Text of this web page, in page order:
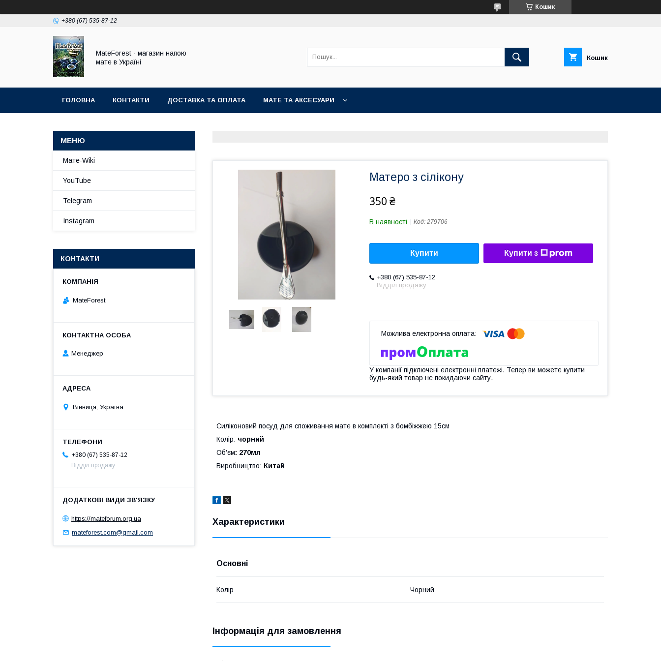
Кошик
+380 (67) 535-87-12
MateForest - магазин напою
мате в Україні
Кошик
ГОЛОВНА КОНТАКТИ ДОСТАВКА ТА ОПЛАТА МАТЕ ТА АКСЕСУАРИ
Матеро з сілікону
350 ₴
В наявності Код: 279706
Купити Купити з
+380 (67) 535-87-12
Відділ продажу
У компанії підключені електронні платежі. Тепер ви можете купити
будь-який товар не покидаючи сайту.
Силіконовий посуд для споживання мате в комплекті з бомбіжжею 15см
Колір: чорний
Об'єм: 270мл
Виробництво: Китай
Характеристики
Основні
Колір Чорний
Інформація для замовлення
Мате-Wiki
YouTube
Telegram
Instagram
КОНТАКТИ
MateForest
Менеджер
Вінниця, Україна
+380 (67) 535-87-12
Відділ продажу
https://mateforum.org.ua
mateforest.com@gmail.com